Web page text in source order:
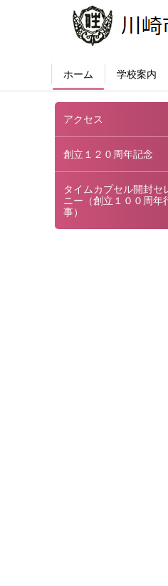
ホーム 学校案内
アクセス
創立１２０周年記念
タイムカプセル開封セ
ニー（創立１００周年
事）